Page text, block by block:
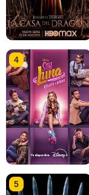
4
5